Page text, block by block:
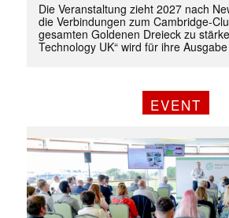
Die Veranstaltung zieht 2027 nach
die Verbindungen zum Cambridge-
gesamten Goldenen Dreieck zu
Technology UK“ wird für ihre
EVENT